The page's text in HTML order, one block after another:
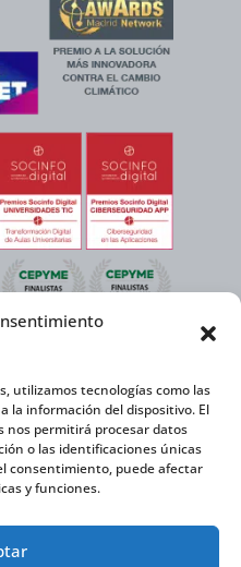
utilizamos tecnologías como las
la información del dispositivo. El
nos permitirá procesar datos
o las identificaciones únicas
consentimiento, puede afectar
y funciones.
la cofinanciación del FEDER para
Internacional 2020-2025.